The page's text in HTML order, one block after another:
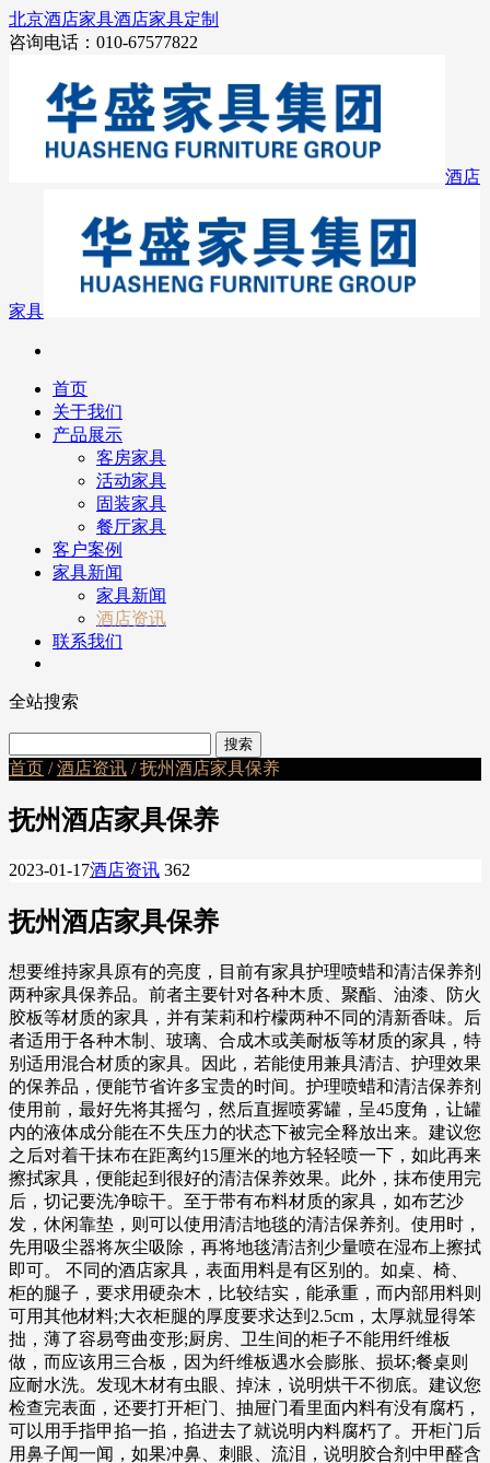
北京酒店家具酒店家具定制
咨询电话：010-67577822
酒店
家具
首页
关于我们
产品展示
客房家具
活动家具
固装家具
餐厅家具
客户案例
家具新闻
家具新闻
酒店资讯
联系我们
全站搜索
首页 /酒店资讯 / 抚州酒店家具保养
抚州酒店家具保养
2023-01-17酒店资讯 362
抚州酒店家具保养
想要维持家具原有的亮度，目前有家具护理喷蜡和清洁保养剂
两种家具保养品。前者主要针对各种木质、聚酯、油漆、防火
胶板等材质的家具，并有茉莉和柠檬两种不同的清新香味。后
者适用于各种木制、玻璃、合成木或美耐板等材质的家具，特
别适用混合材质的家具。因此，若能使用兼具清洁、护理效果
的保养品，便能节省许多宝贵的时间。护理喷蜡和清洁保养剂
使用前，最好先将其摇匀，然后直握喷雾罐，呈45度角，让罐
内的液体成分能在不失压力的状态下被完全释放出来。建议您
之后对着干抹布在距离约15厘米的地方轻轻喷一下，如此再来
擦拭家具，便能起到很好的清洁保养效果。此外，抹布使用完
后，切记要洗净晾干。至于带有布料材质的家具，如布艺沙
发，休闲靠垫，则可以使用清洁地毯的清洁保养剂。使用时，
先用吸尘器将灰尘吸除，再将地毯清洁剂少量喷在湿布上擦拭
即可。 不同的酒店家具，表面用料是有区别的。如桌、椅、
柜的腿子，要求用硬杂木，比较结实，能承重，而内部用料则
可用其他材料;大衣柜腿的厚度要求达到2.5cm，太厚就显得笨
拙，薄了容易弯曲变形;厨房、卫生间的柜子不能用纤维板
做，而应该用三合板，因为纤维板遇水会膨胀、损坏;餐桌则
应耐水洗。发现木材有虫眼、掉沫，说明烘干不彻底。建议您
检查完表面，还要打开柜门、抽屉门看里面内料有没有腐朽，
可以用手指甲掐一掐，掐进去了就说明内料腐朽了。开柜门后
用鼻子闻一闻，如果冲鼻、刺眼、流泪，说明胶合剂中甲醛含